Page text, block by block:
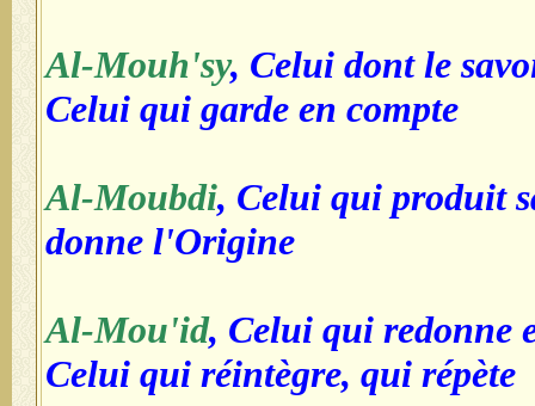
Al-Mouh'sy, Celui dont le
Celui qui garde en compte
Al-Moubdi, Celui qui produit
donne l'Origine
Al-Mou'id, Celui qui redonne
Celui qui réintègre, qui répète